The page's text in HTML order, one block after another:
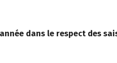
dans le respect des